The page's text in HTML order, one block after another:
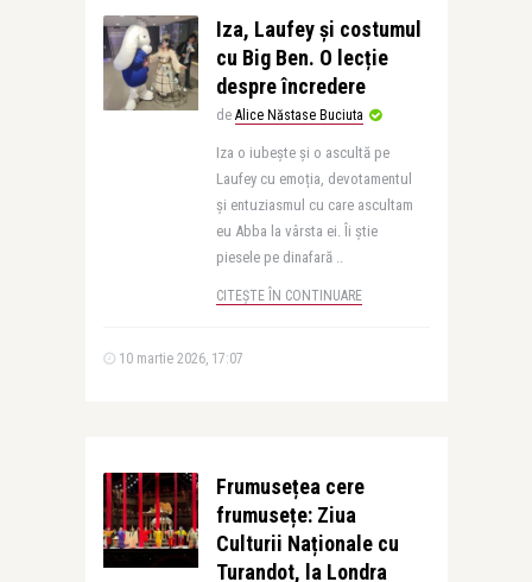
Iza, Laufey și costumul
cu Big Ben. O lecție
despre încredere
de Alice Năstase Buciuta
Iza o iubește și o ascultă pe
Laufey cu emoția, devotamentul
și entuziasmul cu care ascultam
eu Abba la vârsta ei. Îi știe
piesele pe dinafară ..
CITEȘTE ÎN CONTINUARE
10 martie 2026, 17:07
Frumusețea cere
frumusețe: Ziua
Culturii Naționale cu
Turandot, la Londra